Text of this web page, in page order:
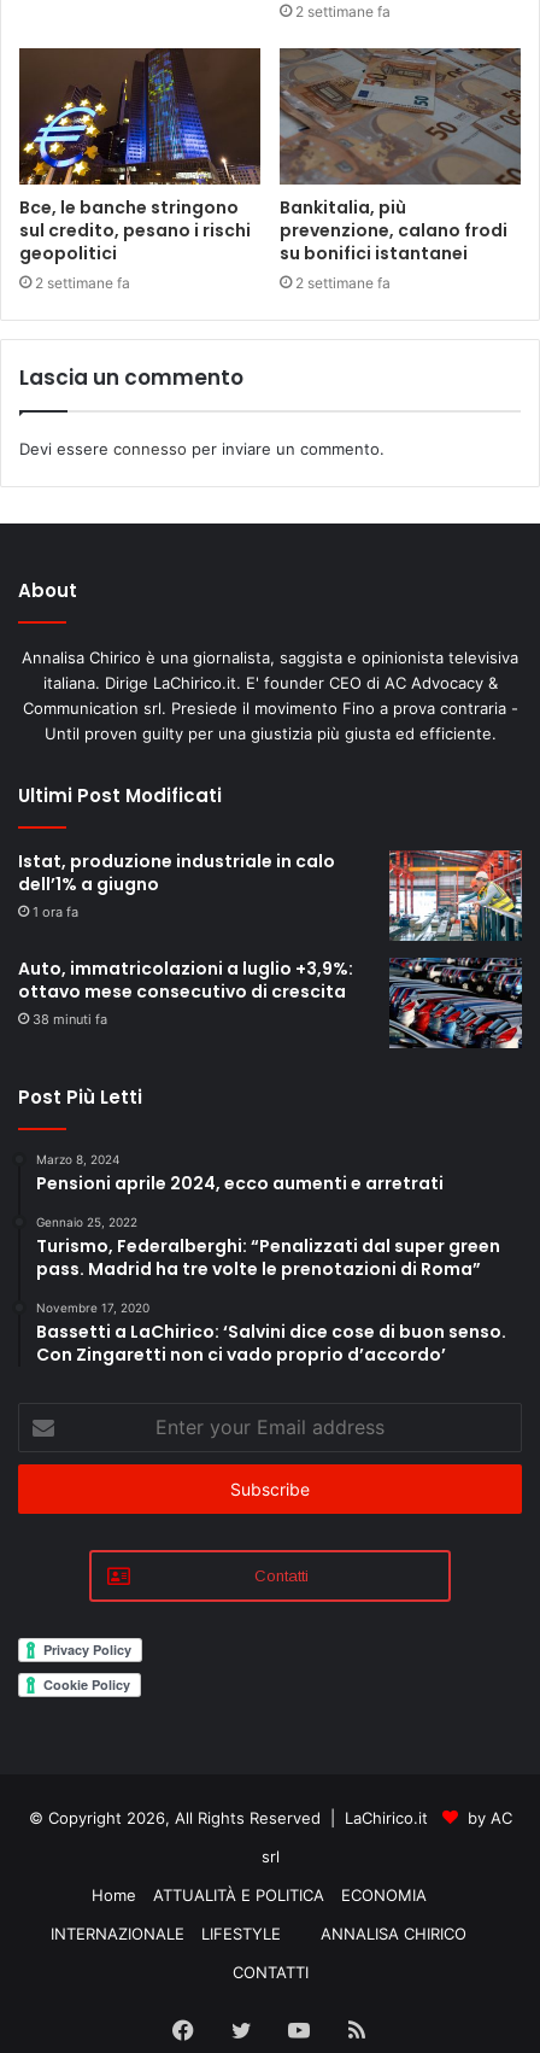
2 settimane fa
Bce, le banche stringono
sul credito, pesano i rischi
geopolitici
2 settimane fa
Bankitalia, più
prevenzione, calano frodi
su bonifici istantanei
2 settimane fa
Lascia un commento
Devi essere connesso per inviare un commento.
About
Annalisa Chirico è una giornalista, saggista e opinionista televisiva
italiana. Dirige LaChirico.it. E' founder CEO di AC Advocacy &
Communication srl. Presiede il movimento Fino a prova contraria -
Until proven guilty per una giustizia più giusta ed efficiente.
Ultimi Post Modificati
Istat, produzione industriale in calo
dell’1% a giugno
1 ora fa
Auto, immatricolazioni a luglio +3,9%:
ottavo mese consecutivo di crescita
38 minuti fa
Post Più Letti
Marzo 8, 2024
Pensioni aprile 2024, ecco aumenti e arretrati
Gennaio 25, 2022
Turismo, Federalberghi: “Penalizzati dal super green
pass. Madrid ha tre volte le prenotazioni di Roma”
Novembre 17, 2020
Bassetti a LaChirico: ‘Salvini dice cose di buon senso.
Con Zingaretti non ci vado proprio d’accordo’
Enter
your
Email
Contatti
© Copyright 2026, All Rights Reserved | LaChirico.it
by AC
srl
Home
ATTUALITÀ E POLITICA
ECONOMIA
INTERNAZIONALE
LIFESTYLE
ANNALISA CHIRICO
CONTATTI
Facebook
Twitter YouTube